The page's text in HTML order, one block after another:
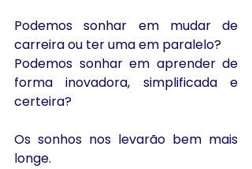
Podemos sonhar em mudar de
carreira ou ter uma em paralelo?
Podemos sonhar em aprender de
forma inovadora, simplificada e
certeira?
Os sonhos nos levarão bem mais
longe.